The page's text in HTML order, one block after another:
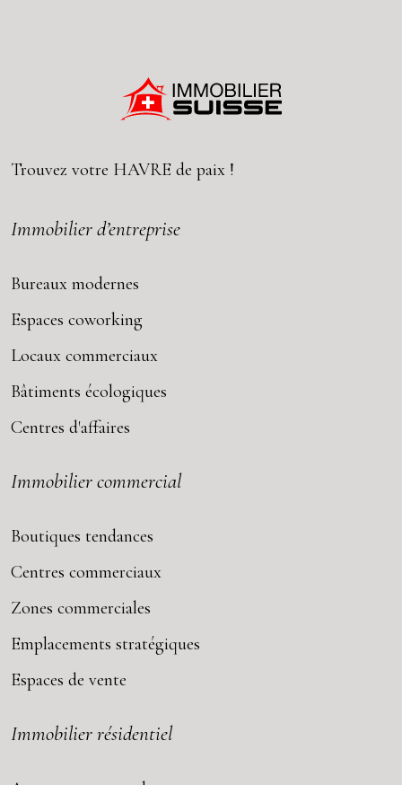
Trouvez votre HAVRE de paix !
Immobilier d’entreprise
Bureaux modernes
Espaces coworking
Locaux commerciaux
Bâtiments écologiques
Centres d'affaires
Immobilier commercial
Boutiques tendances
Centres commerciaux
Zones commerciales
Emplacements stratégiques
Espaces de vente
Immobilier résidentiel